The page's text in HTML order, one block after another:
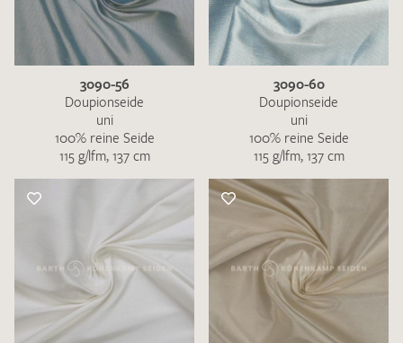
3090-56
Doupionseide
uni
100% reine Seide
115 g/lfm, 137 cm
3090-60
Doupionseide
uni
100% reine Seide
115 g/lfm, 137 cm